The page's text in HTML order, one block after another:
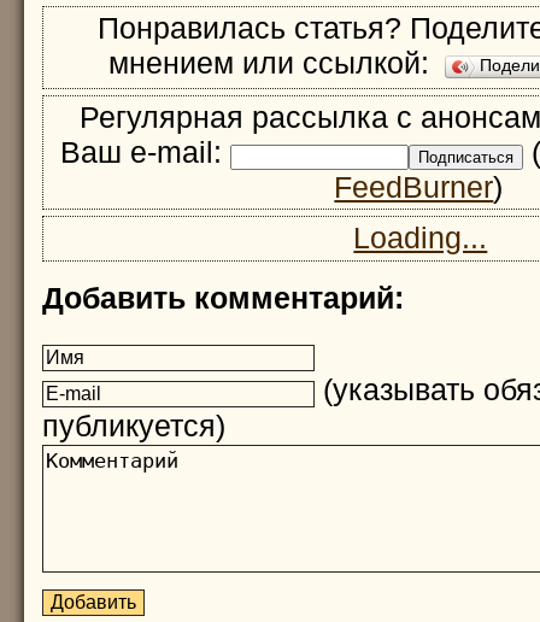
Понравилась статья?
мнением или ссылкой:
Регулярная рассылка с
Ваш e-mail:
FeedBurner)
Loading...
Добавить комментарий:
(указывать
публикуется)